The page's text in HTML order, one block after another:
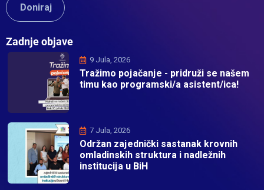
Doniraj
Zadnje objave
9 Jula, 2026
Tražimo pojačanje - pridruži se našem
timu kao programski/a asistent/ica!
7 Jula, 2026
Održan zajednički sastanak krovnih
omladinskih struktura i nadležnih
institucija u BiH